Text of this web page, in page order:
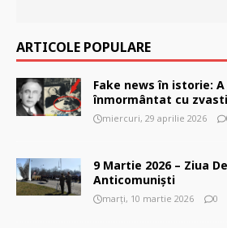
ARTICOLE POPULARE
Fake news în istorie:
înmormântat cu
miercuri, 29 aprilie 2026
9 Martie 2026 – Ziua
Anticomuniști
marți, 10 martie 2026 0